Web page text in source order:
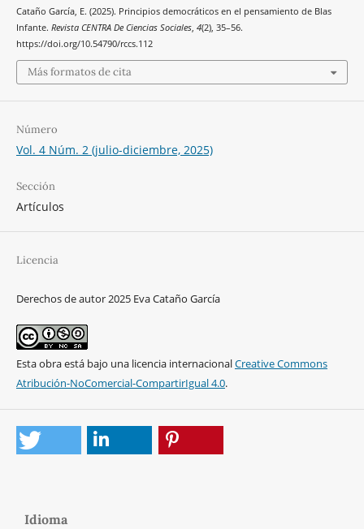
Cataño García, E. (2025). Principios democráticos en el pensamiento de Blas
Infante. Revista CENTRA De Ciencias Sociales, 4(2), 35–56.
https://doi.org/10.54790/rccs.112
Más formatos de cita
Número
Vol. 4 Núm. 2 (julio-diciembre, 2025)
Sección
Artículos
Licencia
Derechos de autor 2025 Eva Cataño García
Esta obra está bajo una licencia internacionalCreative Commons
Atribución-NoComercial-CompartirIgual 4.0.
Idioma